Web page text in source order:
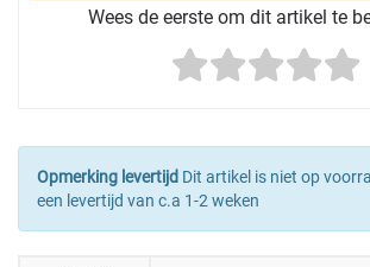
Wees de eerste om dit artikel te
Opmerking levertijd Dit artikel is niet op
een levertijd van c.a 1-2 weken